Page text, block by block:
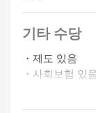
기타 수당
・제도 있음
・사회보험 있